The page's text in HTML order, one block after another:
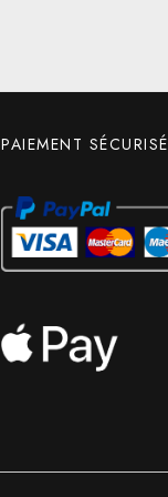
PAIEMENT SÉCURISÉ